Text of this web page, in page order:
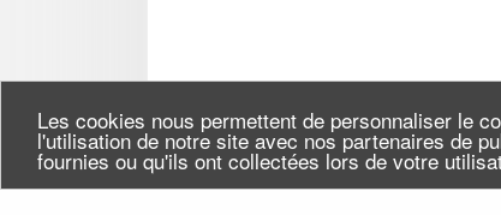
Les cookies nous permettent de personnaliser le
l'utilisation de notre site avec nos partenaires de
fournies ou qu'ils ont collectées lors de votre